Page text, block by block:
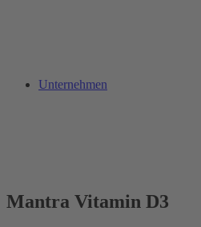
Unternehmen
Mantra Vitamin D3